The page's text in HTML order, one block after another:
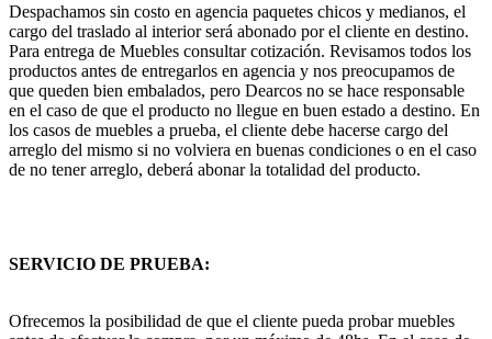
Despachamos sin costo en agencia paquetes chicos y medianos, el
cargo del traslado al interior será abonado por el cliente en destino.
Para entrega de Muebles consultar cotización. Revisamos todos los
productos antes de entregarlos en agencia y nos preocupamos de
que queden bien embalados, pero Dearcos no se hace responsable
en el caso de que el producto no llegue en buen estado a destino. En
los casos de muebles a prueba, el cliente debe hacerse cargo del
arreglo del mismo si no volviera en buenas condiciones o en el caso
de no tener arreglo, deberá abonar la totalidad del producto.
SERVICIO DE PRUEBA:
Ofrecemos la posibilidad de que el cliente pueda probar muebles